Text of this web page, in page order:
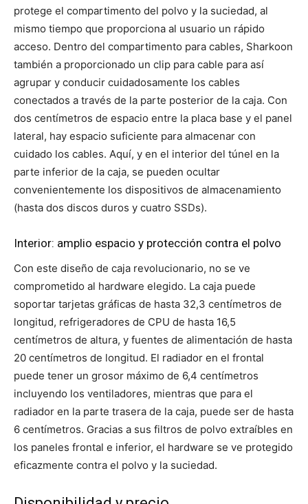
protege el compartimento del polvo y la suciedad, al
mismo tiempo que proporciona al usuario un rápido
acceso. Dentro del compartimento para cables, Sharkoon
también a proporcionado un clip para cable para así
agrupar y conducir cuidadosamente los cables
conectados a través de la parte posterior de la caja. Con
dos centímetros de espacio entre la placa base y el panel
lateral, hay espacio suficiente para almacenar con
cuidado los cables. Aquí, y en el interior del túnel en la
parte inferior de la caja, se pueden ocultar
convenientemente los dispositivos de almacenamiento
(hasta dos discos duros y cuatro SSDs).
Interior: amplio espacio y protección contra el polvo
Con este diseño de caja revolucionario, no se ve
comprometido al hardware elegido. La caja puede
soportar tarjetas gráficas de hasta 32,3 centímetros de
longitud, refrigeradores de CPU de hasta 16,5
centímetros de altura, y fuentes de alimentación de hasta
20 centímetros de longitud. El radiador en el frontal
puede tener un grosor máximo de 6,4 centímetros
incluyendo los ventiladores, mientras que para el
radiador en la parte trasera de la caja, puede ser de hasta
6 centímetros. Gracias a sus filtros de polvo extraíbles en
los paneles frontal e inferior, el hardware se ve protegido
eficazmente contra el polvo y la suciedad.